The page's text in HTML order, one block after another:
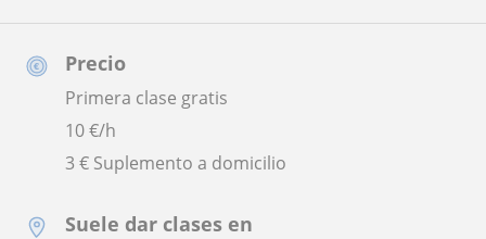
Precio
Primera clase gratis
10€/h
3 € Suplemento a domicilio
Suele dar clases en